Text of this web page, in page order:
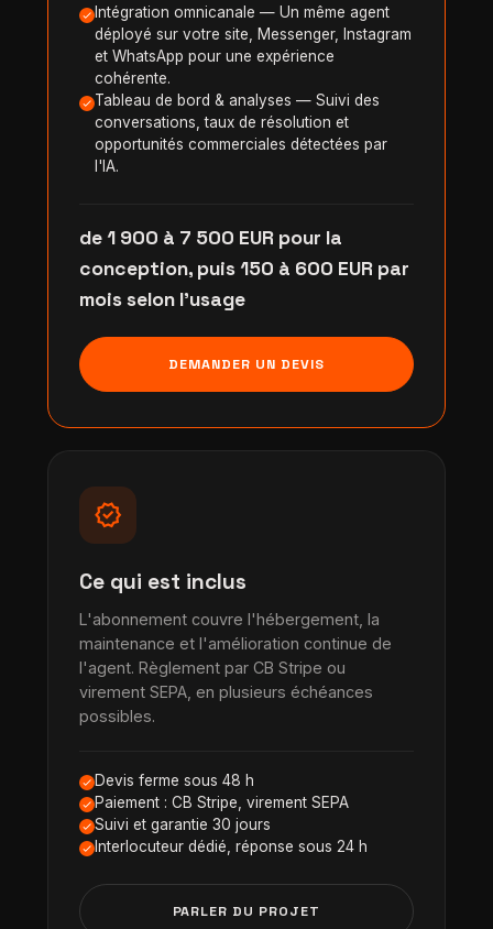
Intégration omnicanale — Un même agent
déployé sur votre site, Messenger, Instagram
et WhatsApp pour une expérience
cohérente.
Tableau de bord & analyses — Suivi des
conversations, taux de résolution et
opportunités commerciales détectées par
l'IA.
de 1 900 à 7 500 EUR pour la
conception, puis 150 à 600 EUR par
mois selon l'usage
DEMANDER UN DEVIS
verified
Ce qui est inclus
L'abonnement couvre l'hébergement, la
maintenance et l'amélioration continue de
l'agent. Règlement par CB Stripe ou
virement SEPA, en plusieurs échéances
possibles.
Devis ferme sous 48 h
Paiement : CB Stripe, virement SEPA
Suivi et garantie 30 jours
Interlocuteur dédié, réponse sous 24 h
PARLER DU PROJET